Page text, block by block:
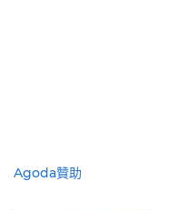
Agoda贊助